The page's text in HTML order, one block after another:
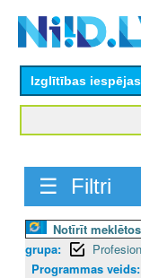
Izglītības iespējas
☰ Filtri
Notīrīt
grupa:
Programmas veids: